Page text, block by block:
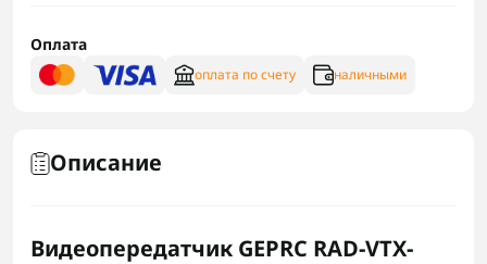
Оплата
оплата по счету наличными
Описание
Видеопередатчик GEPRC RAD-VTX-